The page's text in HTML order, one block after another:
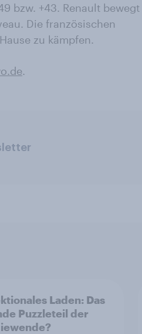
bzw. +43. Renault bewegt
Die französischen
zu kämpfen.
.
Laden: Das
Puzzleteil der